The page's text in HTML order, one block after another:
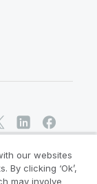
our websites
By clicking ‘Ok’,
may involve